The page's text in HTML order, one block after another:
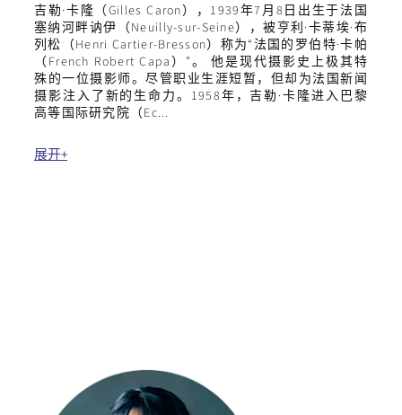
吉勒·卡隆（Gilles Caron），1939年7月8日出生于法国
塞纳河畔讷伊（Neuilly-sur-Seine），被亨利·卡蒂埃·布
列松（Henri Cartier-Bresson）称为“法国的罗伯特·卡帕
（French Robert Capa）”。 他是现代摄影史上极其特
殊的一位摄影师。尽管职业生涯短暂，但却为法国新闻
摄影注入了新的生命力。1958年，吉勒·卡隆进入巴黎
高等国际研究院（Ec...
展开+